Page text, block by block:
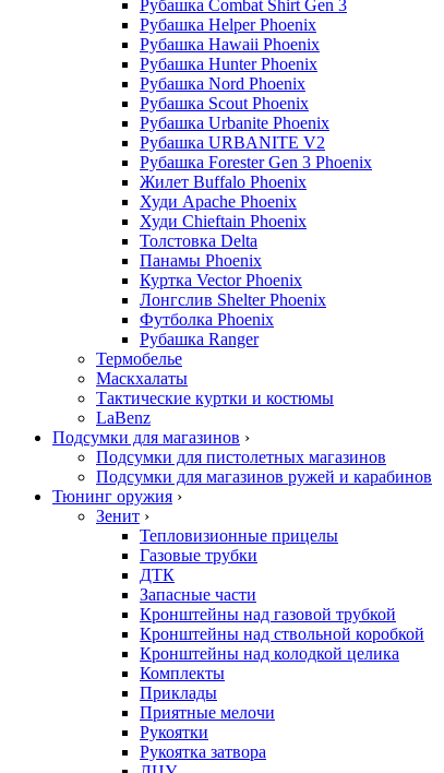
Рубашка Combat Shirt Gen 3
Рубашка Helper Phoenix
Рубашка Hawaii Phoenix
Рубашка Hunter Phoenix
Рубашка Nord Phoenix
Рубашка Scout Phoenix
Рубашка Urbanite Phoenix
Рубашка URBANITE V2
Рубашка Forester Gen 3 Phoenix
Жилет Buffalo Phoenix
Худи Apache Phoenix
Худи Chieftain Phoenix
Толстовка Delta
Панамы Phoenix
Куртка Vector Phoenix
Лонгслив Shelter Phoenix
Футболка Phoenix
Рубашка Ranger
Термобелье
Маскхалаты
Тактические куртки и костюмы
LaBenz
Подсумки для магазинов ›
Подсумки для пистолетных магазинов
Подсумки для магазинов ружей и карабинов
Тюнинг оружия ›
Зенит ›
Тепловизионные прицелы
Газовые трубки
ДТК
Запасные части
Кронштейны над газовой трубкой
Кронштейны над ствольной коробкой
Кронштейны над колодкой целика
Комплекты
Приклады
Приятные мелочи
Рукоятки
Рукоятка затвора